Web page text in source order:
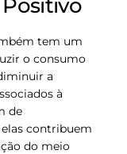
tem um
o consumo
a
à
de
contribuem
do meio